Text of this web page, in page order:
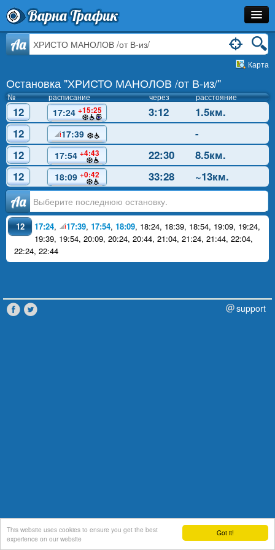
Got it!
This website uses cookies to ensure you get the best
experience on our website
Варна Трафик
Остановка
Расписание
Как Добраться?
Инфо
Aa
Карта
Остановка "ХРИСТО МАНОЛОВ /от В-из/"
№ расписание через расстояние
12 17:24 +15:25 3:12
1.5км.
12
17:39
-
12
17:54 +4:43 22:30
8.5км.
12
18:09 +0:42 33:28 ~13км.
Аа
12 17:24, 17:39, 17:54, 18:09, 18:24, 18:39, 18:54, 19:09, 19:24,
19:39, 19:54, 20:09, 20:24, 20:44, 21:04, 21:24, 21:44, 22:04,
22:24, 22:44
support